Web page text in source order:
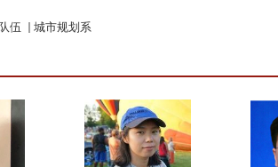
伍 城市规划系